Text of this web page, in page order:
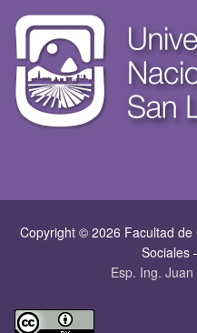
Copyright © 2026 Facultad
Sociales
Esp. Ing.